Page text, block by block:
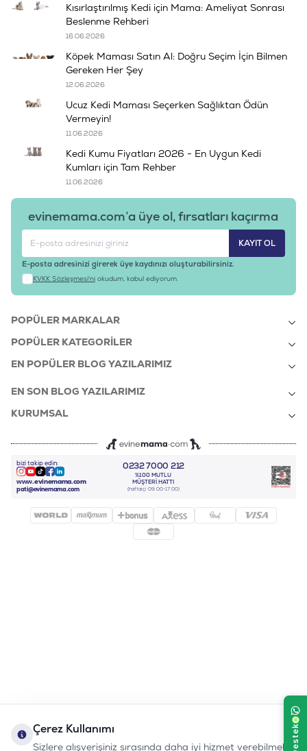
Kısırlaştırılmış Kedi için Mama: Ameliyat Sonrası
Beslenme Rehberi
16.06.2026
Köpek Maması Satın Al: Doğru Seçim İçin Bilmen
Gereken Her Şey
12.06.2026
Ucuz Kedi Maması Seçerken Sağlıktan Ödün
Vermeyin!
11.06.2026
Kedi Kumu Fiyatları 2026 - En Uygun Kedi
Kumları için Tam Rehber
11.06.2026
evinemama.com’a üye ol, fırsatları kaçırma
KAYIT OL
E-posta adresinizi girerek üye kaydınızı oluşturabilirsiniz.
KVKK Sözleşmesi'ni okudum, kabul ediyorum.
POPÜLER MARKALAR
POPÜLER KATEGORILER
EN POPÜLER BLOG YAZILARIMIZ
EN SON BLOG YAZILARIMIZ
KURUMSAL
bizi takip edin:
Instagram
Youtube
TiktokFacebook
Linkedin
www.evinemama.com
pati@evinemama.com
0232 7000 212
%100 MUTLU
MÜŞTERI HATTI
(haftaiçi 09.00-17.00)
Çerez Kullanımı
Sizlere alışverişiniz sırasında daha iyi hizmet verebilmek